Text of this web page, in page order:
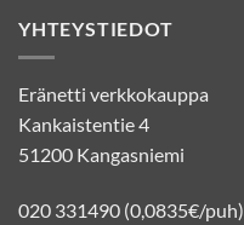
YHTEYSTIEDOT
Eränetti verkkokauppa
Kankaistentie 4
51200 Kangasniemi
020 331490 (0,0835€/puh)